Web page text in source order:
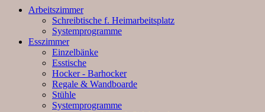
Arbeitszimmer
Schreibtische f. Heimarbeitsplatz
Systemprogramme
Esszimmer
Einzelbänke
Esstische
Hocker - Barhocker
Regale & Wandboarde
Stühle
Systemprogramme